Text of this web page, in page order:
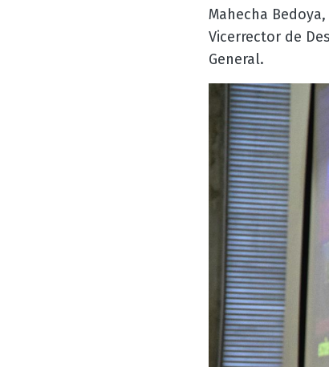
Mahecha
Vicerrector de
General.